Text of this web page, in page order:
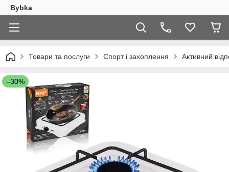
Bybka
Товари та послуги Спорт і захоплення Активний
–30%